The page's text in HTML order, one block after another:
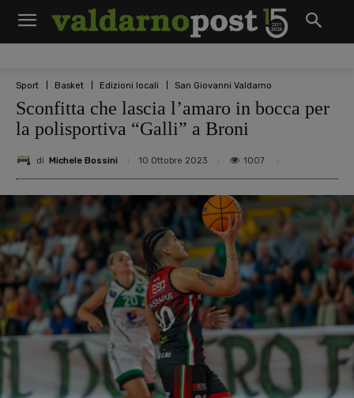
Sport Basket Edizioni locali San Giovanni Valdarno
Sconfitta che lascia l’amaro in bocca per
la polisportiva “Galli” a Broni
di Michele Bossini 10 Ottobre 2023 1007